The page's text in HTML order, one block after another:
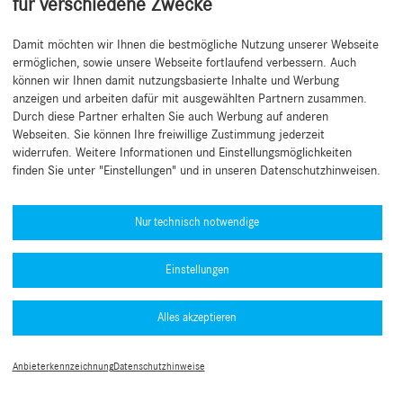
personenbezogenen Daten gekennzeichnet, um deren weitere Verarbeitung
9. Rechte der betroffenen Personen
a. Als von der Datenverarbeitung betroffene Person haben Sie das Recht
auf Auskunft (Art. 15 DSGVO), Berichtigung (Art. 16 DSGVO), Löschung
von Daten (Art. 17 DSGVO), Einschränkung der Verarbeitung (Art. 18
b. Wenn Sie in die Verarbeitung Ihrer personenbezogenen Daten durch
uns eingewilligt haben, haben Sie das Recht, Ihre Einwilligung jederzeit zu
Daten bis zum Widerruf wird durch den Widerruf nicht berührt. Ebenso
Rechtsgrundlage, etwa zur Erfüllung gesetzlicher Verpflichtungen,
c. Recht auf Widerspruch:
für verschiedene Zwecke
Damit möchten wir Ihnen die bestmögliche Nutzung unserer Webseite
ermöglichen, sowie unsere Webseite fortlaufend verbessern. Auch
können wir Ihnen damit nutzungsbasierte Inhalte und Werbung
anzeigen und arbeiten dafür mit ausgewählten Partnern zusammen.
Durch diese Partner erhalten Sie auch Werbung auf anderen
Webseiten. Sie können Ihre freiwillige Zustimmung jederzeit
widerrufen. Weitere Informationen und Einstellungsmöglichkeiten
finden Sie unter "Einstellungen" und in unseren Datenschutzhinweisen.
Nur technisch notwendige
Einstellungen
Alles akzeptieren
AnbieterkennzeichnungDatenschutzhinweise